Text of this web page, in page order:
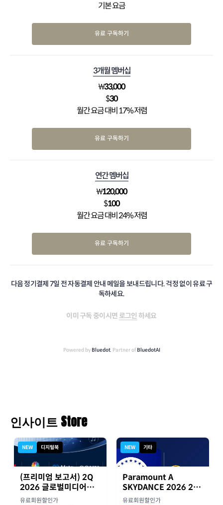
기본 요금
유료 구독하기
3개월 멤버십
₩33,000
$30
월간 요금 대비 17% 저렴
유료 구독하기
연간 멤버십
₩120,000
$100
월간 요금 대비 24% 저렴
유료 구독하기
다음 정기결제 7일 전 자동결제 안내 메일을 보내드립니다. 걱정 없이 유료 구
독하세요.
이미 구독 중이시면 로그인 하세요
Powered by Bluedot, Partner of BluedotAI
인사이트 Store
NEW 디지털북
(프리미엄 보고서) 2Q
2026 글로벌미디어기
업 실적 종합 보고서
유료회원할인가
NEW 기타
Paramount A
SKYDANCE 2026 2분
기 실적
유료회원할인가